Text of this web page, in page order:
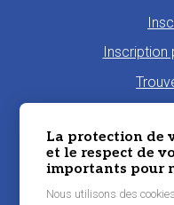
La
Niveau
Conditions
La protection de
et le respect de
importants pour
Nous utilisons des